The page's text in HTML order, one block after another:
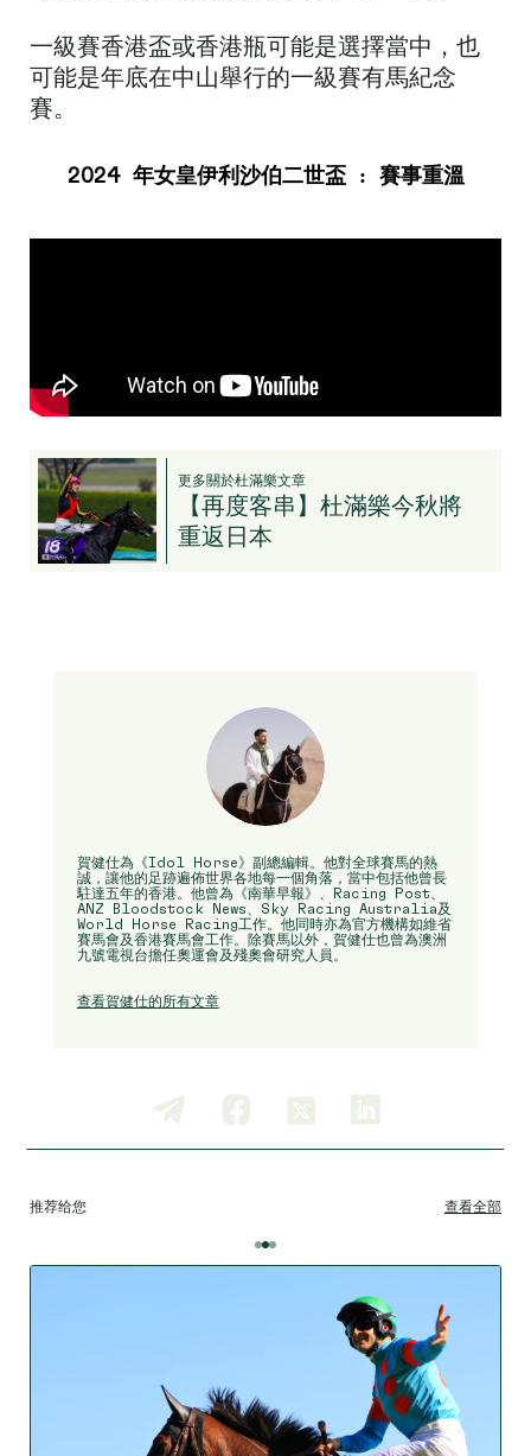
一級賽香港盃或香港瓶可能是選擇當中，也
可能是年底在中山舉行的一級賽有馬紀念
賽。
2024 年女皇伊利沙伯二世盃 : 賽事重溫
更多關於杜滿樂文章
【再度客串】杜滿樂今秋將
重返日本
賀健仕為《Idol Horse》副總編輯。他對全球賽馬的熱
誠，讓他的足跡遍佈世界各地每一個角落，當中包括他曾長
駐達五年的香港。他曾為《南華早報》、Racing Post、
ANZ Bloodstock News、Sky Racing Australia及
World Horse Racing工作。他同時亦為官方機構如維省
賽馬會及香港賽馬會工作。除賽馬以外，賀健仕也曾為澳洲
九號電視台擔任奧運會及殘奧會研究人員。
查看賀健仕的所有文章
推荐给您 查看全部